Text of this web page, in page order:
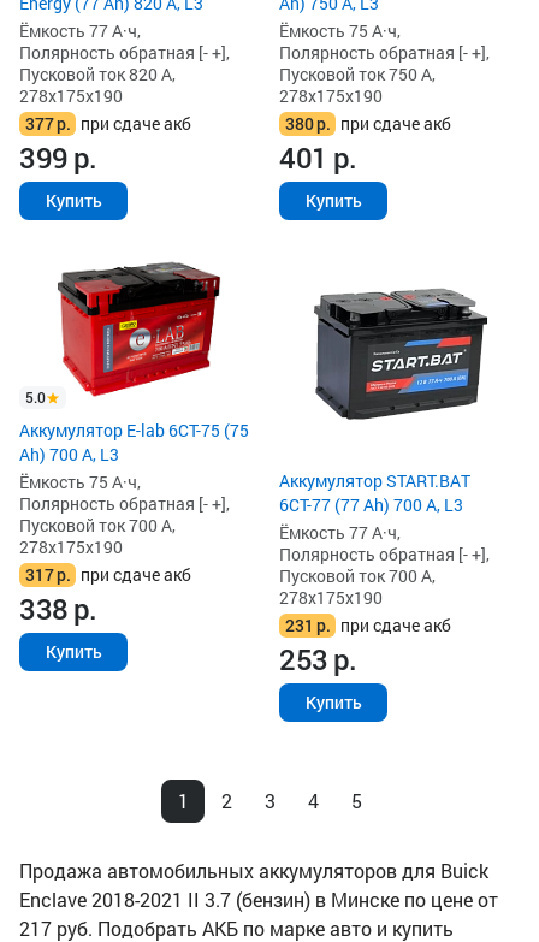
Ёмкость 77 А·ч,
Полярность обратная [- +],
Пусковой ток 820 А,
278x175x190
377р. при сдаче акб
399р.
Купить
Ёмкость 75 А·ч,
Полярность обратная [- +],
Пусковой ток 750 А,
278x175x190
380р. при сдаче акб
401 р.
Купить
5.0
Аккумулятор E-lab 6СТ-75 (75
Ah) 700 А, L3
Ёмкость 75 А·ч,
Полярность обратная [- +],
Пусковой ток 700 А,
278x175x190
317р. при сдаче акб
338р.
Купить
Аккумулятор START.BAT
6СТ-77 (77 Ah) 700 А, L3
Ёмкость 77 А·ч,
Полярность обратная [- +],
Пусковой ток 700 А,
278x175x190
231 р. при сдаче акб
253р.
Купить
1 2 3 4 5
Продажа автомобильных аккумуляторов для Buick
Enclave 2018-2021 II 3.7 (бензин) в Минске по цене от
217 руб. Подобрать АКБ по марке авто и купить